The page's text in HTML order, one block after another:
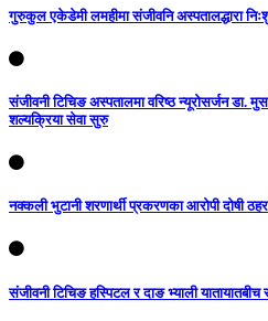
गुरुकुल एकेडेमी लमहीमा संजीवनि अस्पतालद्धारा
संजीवनी टिचिङ अस्पतालमा वरिष्ठ न्यूरोसर्जन डा.
शल्यक्रिया सेवा सुरु
नक्कली भुटानी शरणार्थी प्रकरणका आरोपी दोषी ठहर
संजीवनी टिचिङ हस्पिटल र दाङ भ्याली